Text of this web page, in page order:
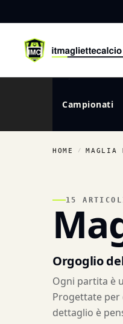
Campionati
HOME / MAGLIA
15
Orgoglio
Ogni partita è
Progettate per
dettaglio è